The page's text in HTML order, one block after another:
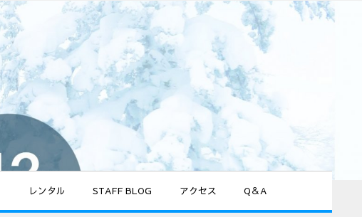
レンタル STAFF BLOG アクセス Q＆A